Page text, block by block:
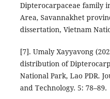
Dipterocarpaceae family
Area, Savannakhet
dissertation, Vietnam
[7]. Umaly Xayyavong
distribution of
National Park, Lao PDR.
and Technology. 5: 78–89.